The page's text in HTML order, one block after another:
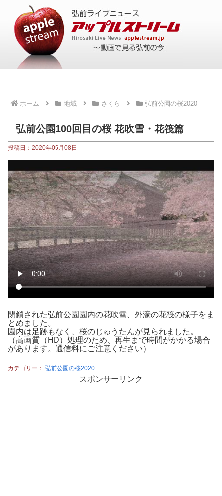
ホーム 地域 さくら 弘前公園の桜2020
弘前公園100回目の桜 花吹雪・花筏篇
投稿日：2020年05月08日
閉鎖された弘前公園園内の花吹雪、外濠の花筏の様子をま
とめました。
園内は足跡もなく、桜のじゅうたんが見られました。
（高画質（HD）処理のため、再生まで時間がかかる場合
があります。通信料にご注意ください）
カテゴリー： 弘前公園の桜2020
スポンサーリンク